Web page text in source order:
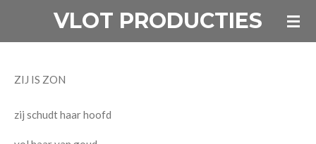
VLOT PRODUCTIES
ZIJ IS ZON
zij schudt haar hoofd